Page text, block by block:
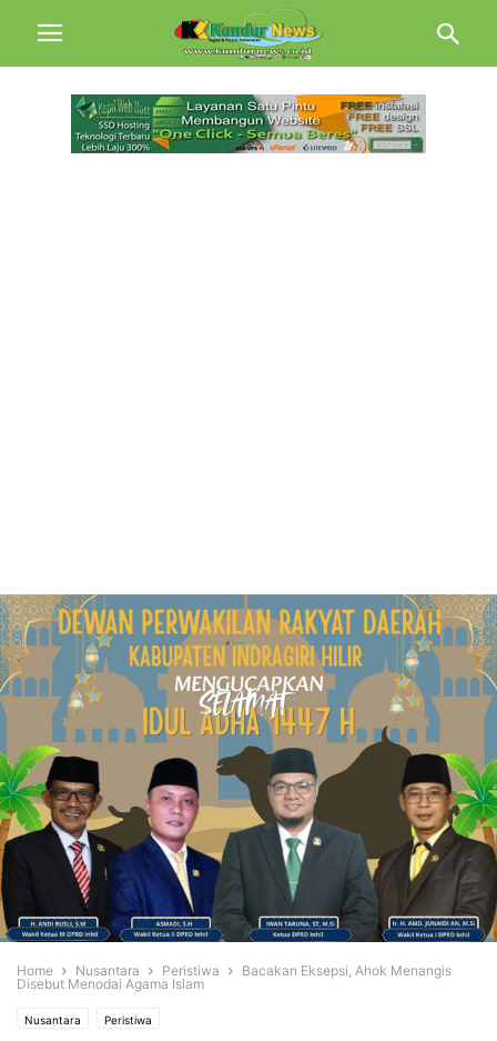
Home Nusantara Peristiwa
Bacakan Eksepsi, Ahok Menangis
Disebut Menodai Agama Islam
Nusantara Peristiwa